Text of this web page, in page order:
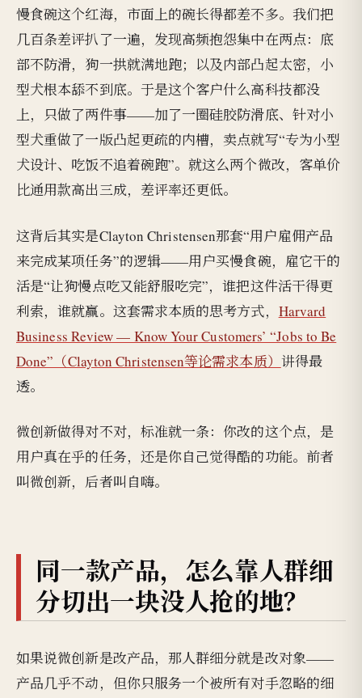
慢食碗这个红海，市面上的碗长得都差不多。我们把
几百条差评扒了一遍，发现高频抱怨集中在两点：底
部不防滑，狗一拱就满地跑；以及内部凸起太密，小
型犬根本舔不到底。于是这个客户什么高科技都没
上，只做了两件事——加了一圈硅胶防滑底、针对小
型犬重做了一版凸起更疏的内槽，卖点就写“专为小型
犬设计、吃饭不追着碗跑”。就这么两个微改，客单价
比通用款高出三成，差评率还更低。
这背后其实是Clayton Christensen那套“用户雇佣产品
来完成某项任务”的逻辑——用户买慢食碗，雇它干的
活是“让狗慢点吃又能舒服吃完”，谁把这件活干得更
利索，谁就赢。这套需求本质的思考方式， Harvard
Business Review — Know Your Customers’ “Jobs to Be
Done”（Clayton Christensen等论需求本质） 讲得最
透。
微创新做得对不对，标准就一条：你改的这个点，是
用户真在乎的任务，还是你自己觉得酷的功能。前者
叫微创新，后者叫自嗨。
同一款产品，怎么靠人群细
分切出一块没人抢的地？
如果说微创新是改产品，那人群细分就是改对象——
产品几乎不动，但你只服务一个被所有对手忽略的细